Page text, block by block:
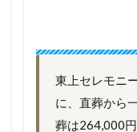
東上セレモニ
に、直葬から
葬は264,000